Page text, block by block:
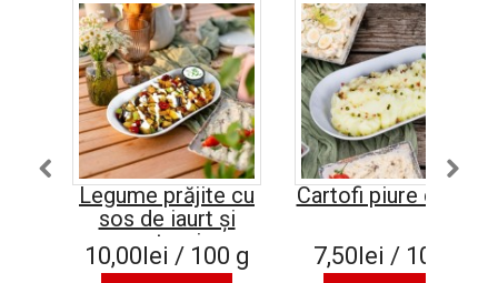
Legume prăjite cu
sos de iaurt și
usturoi
10,00lei / 100 g
Cartofi piure cu unt
7,50lei / 100 g